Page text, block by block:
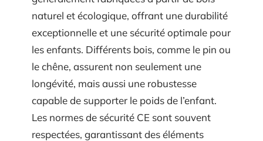
naturel et écologique, offrant une durabilité
exceptionnelle et une sécurité optimale pour
les enfants. Différents bois, comme le pin ou
le chêne, assurent non seulement une
longévité, mais aussi une robustesse
capable de supporter le poids de l’enfant.
Les normes de sécurité CE sont souvent
respectées, garantissant des éléments